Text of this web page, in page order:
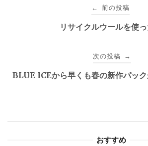
← 前の投稿
リサイクルウールを使
次の投稿 →
BLUE ICEから早くも春の新作パック
おすすめ